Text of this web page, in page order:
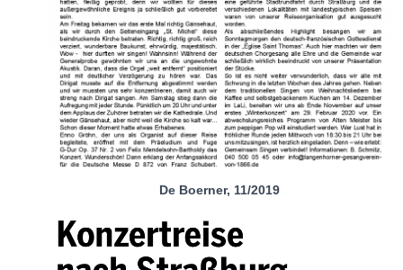
De Boerner, 11/2019